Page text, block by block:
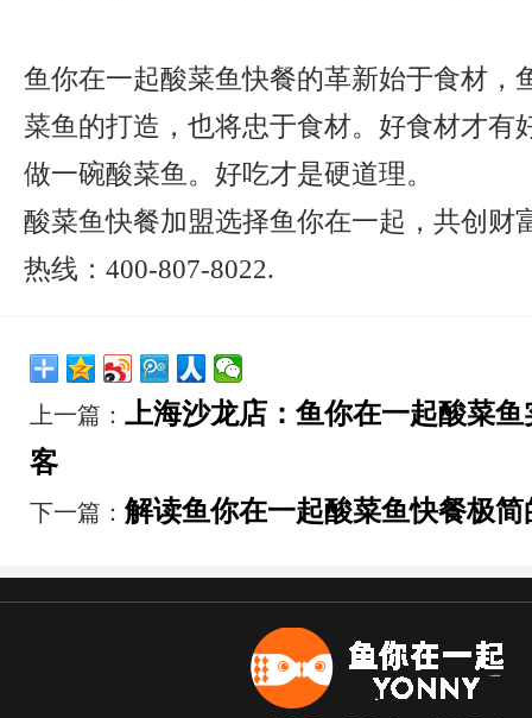
鱼你在一起酸菜鱼快餐的革新始于食材，
菜鱼的打造，也将忠于食材。好食材才有
做一碗酸菜鱼。好吃才是硬道理。
酸菜鱼快餐加盟选择鱼你在一起，共创财
热线：400-807-8022.
上一篇： 上海沙龙店：鱼你在一起酸菜
客
下一篇： 解读鱼你在一起酸菜鱼快餐极